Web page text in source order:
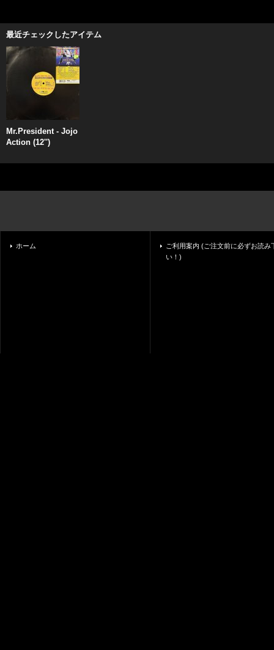
最近チェックしたアイテム
Mr.President - Jojo
Action (12'')
ホーム
ご利用案内 (ご注文前に必ずお読み
い！)